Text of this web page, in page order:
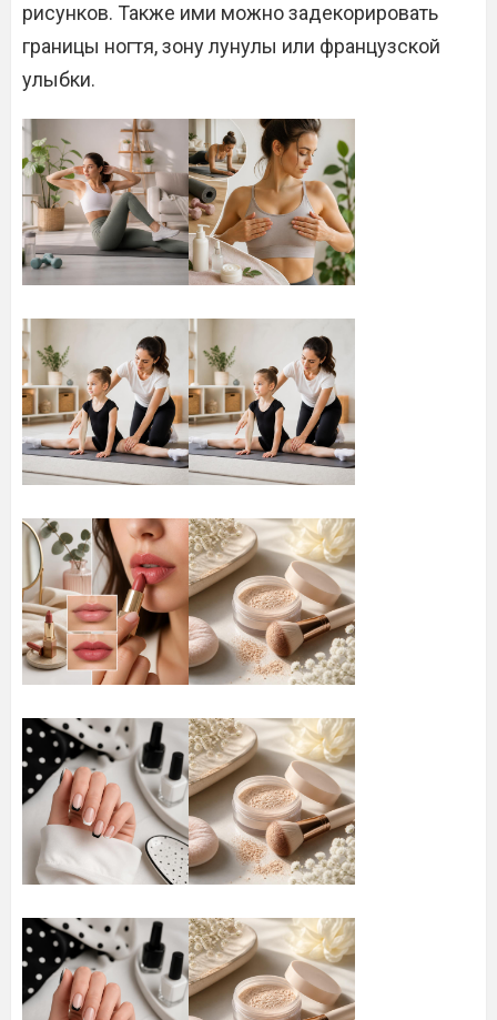
рисунков. Также ими можно задекорировать
границы ногтя, зону лунулы или французской
улыбки.